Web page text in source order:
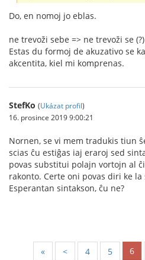
Do, en nomoj jo eblas.
ne trevoži sebe => ne trevoži se (?)
Estas du formoj de akuzativo se
akcentita, kiel mi komprenas.
StefKo (Ukázat profil)
16. prosince 2019 9:00:21
Nornen, se vi mem tradukis tiun
scias ĉu estiĝas iaj eraroj sed
povas substitui polajn vortojn al
rakonto. Certe oni povas diri ke
Esperantan sintakson, ĉu ne?
« < 4 5 6